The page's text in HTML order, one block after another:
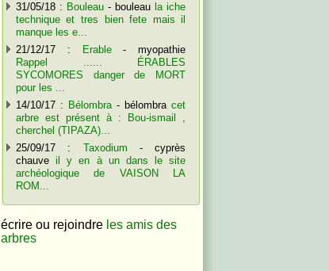
31/05/18 : Bouleau- bouleau la iche
technique et tres bien fete mais il
manque les e...
21/12/17 :
Erable- myopathie
Rappel ...... ÉRABLES
SYCOMORES danger de MORT
pour les ...
14/10/17 : Bélombra- bélombracet
arbre est présent à : Bou-ismail ,
cherchel (TIPAZA)...
25/09/17 : Taxodium - cyprès
chauve il y en à un dans le site
archéologique de VAISON LA
ROM...
écrire ou rejoindre les amis des
arbres